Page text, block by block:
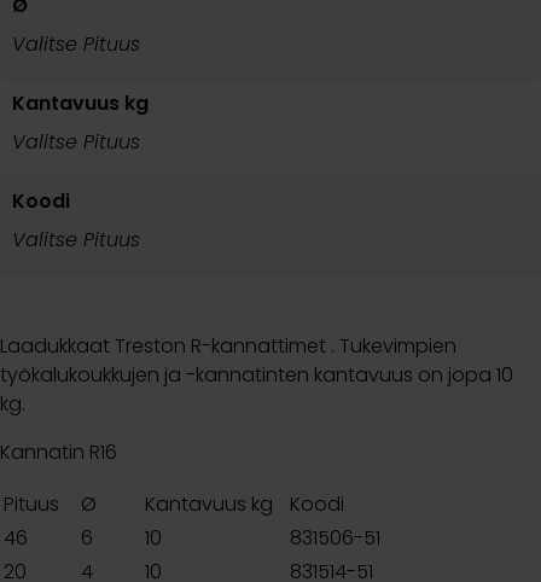
Valitse Pituus
Kantavuus kg
Valitse Pituus
Koodi
Valitse Pituus
Laadukkaat Treston R-kannattimet . Tukevimpien
työkalukoukkujen ja -kannatinten kantavuus on jopa 10
kg.
Kannatin R16
Pituus
Ø Kantavuus kg
Koodi
46
6 10
831506-51
20
4 10 831514-51